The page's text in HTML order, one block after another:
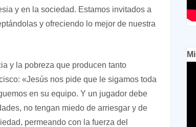
y en la sociedad. Estamos invitados a
y ofreciendo lo mejor de nuestra
y la pobreza que producen tanto
«Jesús nos pide que le sigamos toda
en su equipo. Y un jugador debe
no tengan miedo de arriesgar y de
permeando con la fuerza del